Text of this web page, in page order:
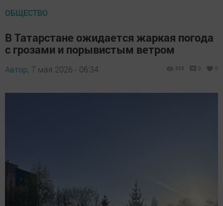
ОБЩЕСТВО
В Татарстане ожидается жаркая погода
с грозами и порывистым ветром
Автор, 7 мая 2026 - 06:34 365 0 0